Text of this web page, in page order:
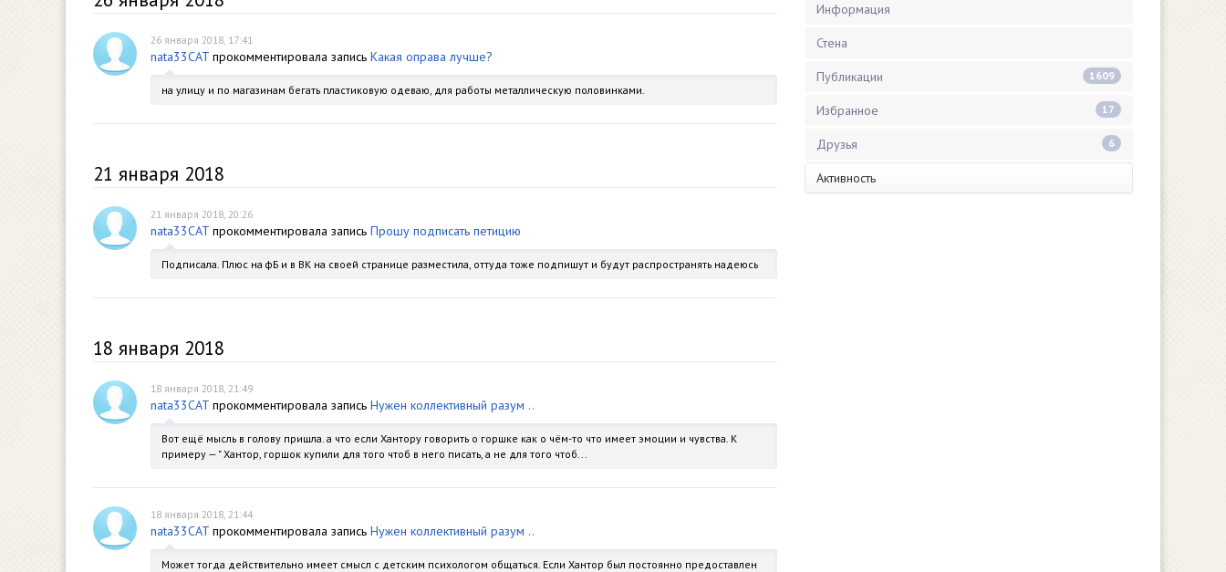
26 января 2018, 17:41
nata33CAT прокомментировала запись Какая оправа лучше?
на улицу и по магазинам бегать пластиковую одеваю, для работы металлическую половинками.
21 января 2018
21 января 2018, 20:26
nata33CAT прокомментировала запись Прошу подписать петицию
Подписала. Плюс на фБ и в ВК на своей странице разместила, оттуда тоже подпишут и будут распространять надеюсь
18 января 2018
18 января 2018, 21:49
nata33CAT прокомментировала запись Нужен коллективный разум ..
Вот ещё мысль в голову пришла. а что если Хантору говорить о горшке как о чём-то что имеет эмоции и чувства. К
примеру — " Хантор, горшок купили для того чтоб в него писать, а не для того чтоб...
18 января 2018, 21:44
nata33CAT прокомментировала запись Нужен коллективный разум ..
Может тогда действительно имеет смысл с детским психологом общаться. Если Хантор был постоянно предоставлен
Информация
Стена
Публикации 1609
Избранное 17
Друзья 6
Активность